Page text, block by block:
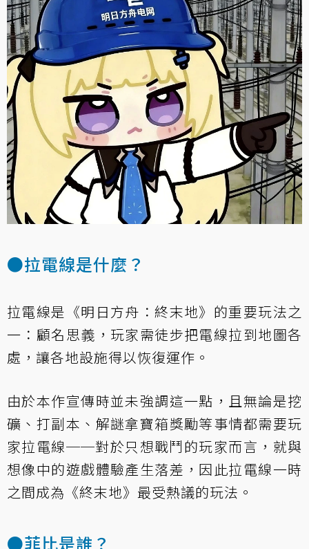
●拉電線是什麼？
拉電線是《明日方舟：終末地》的重要玩法之
一：顧名思義，玩家需徒步把電線拉到地圖各
處，讓各地設施得以恢復運作。
由於本作宣傳時並未強調這一點，且無論是挖
礦、打副本、解謎拿寶箱獎勵等事情都需要玩
家拉電線──對於只想戰鬥的玩家而言，就與
想像中的遊戲體驗產生落差，因此拉電線一時
之間成為《終末地》最受熱議的玩法。
●菲比是誰？